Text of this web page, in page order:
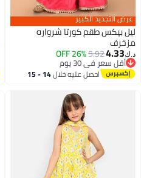
عرض التجديد الكبير
ليل بيكس طقم كورتا شرواره
مزخرف
د.ك‏4.33
5.92
26% OFF
أقل سعر في 30 يوم
أقل سعر في 30 يوماحصل عليه خلال 14 - 15